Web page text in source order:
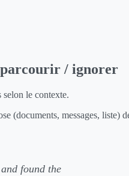
/ ignorer
selon le contexte.
(documents, messages, liste)
found the